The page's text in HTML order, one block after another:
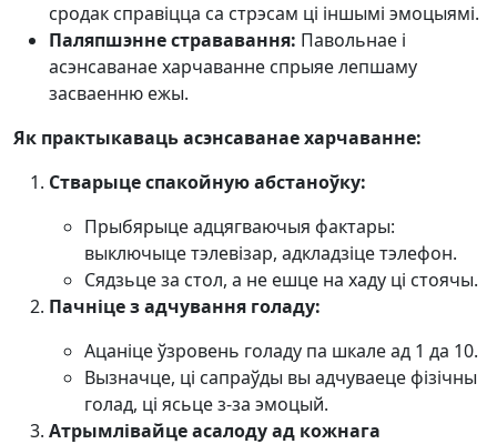
сродак справіцца са стрэсам ці іншымі эмоцыямі.
Паляпшэнне стрававання: Павольнае і
асэнсаванае харчаванне спрыяе лепшаму
засваенню ежы.
Як практыкаваць асэнсаванае харчаванне:
Стварыце спакойную абстаноўку:
Прыбярыце адцягваючыя фактары:
выключыце тэлевізар, адкладзіце тэлефон.
Сядзьце за стол, а не ешце на хаду ці стоячы.
Пачніце з адчування голаду:
Ацаніце ўзровень голаду па шкале ад 1 да 10.
Вызначце, ці сапраўды вы адчуваеце фізічны
голад, ці ясьце з-за эмоцый.
Атрымлівайце асалоду ад кожнага